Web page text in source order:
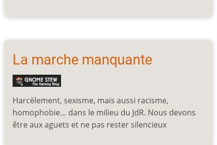
La marche manquante
Harcèlement, sexisme, mais aussi racisme,
homophobie… dans le milieu du JdR. Nous devons
être aux aguets et ne pas rester silencieux